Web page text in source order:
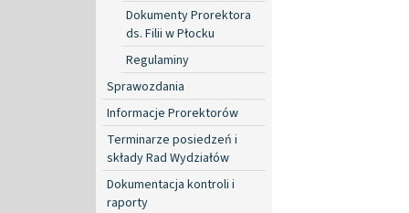
Dokumenty Prorektora
ds. Filii w Płocku
Regulaminy
Sprawozdania
Informacje Prorektorów
Terminarze posiedzeń i
składy Rad Wydziałów
Dokumentacja kontroli i
raporty